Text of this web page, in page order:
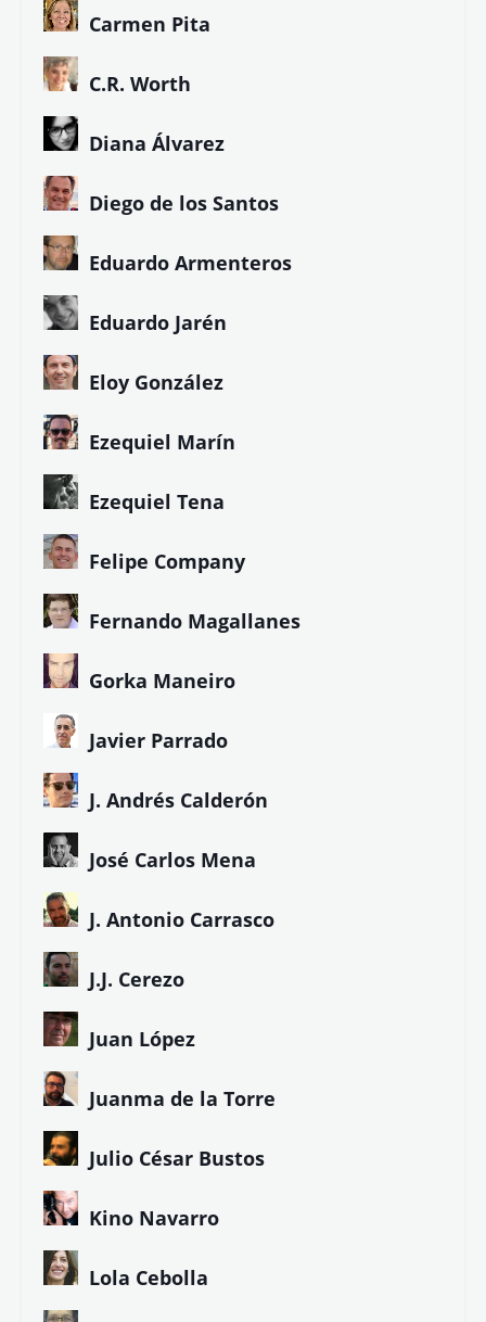
Carmen Pita
C.R. Worth
Diana Álvarez
Diego de los Santos
Eduardo Armenteros
Eduardo Jarén
Eloy González
Ezequiel Marín
Ezequiel Tena
Felipe Company
Fernando Magallanes
Gorka Maneiro
Javier Parrado
J. Andrés Calderón
José Carlos Mena
J. Antonio Carrasco
J.J. Cerezo
Juan López
Juanma de la Torre
Julio César Bustos
Kino Navarro
Lola Cebolla